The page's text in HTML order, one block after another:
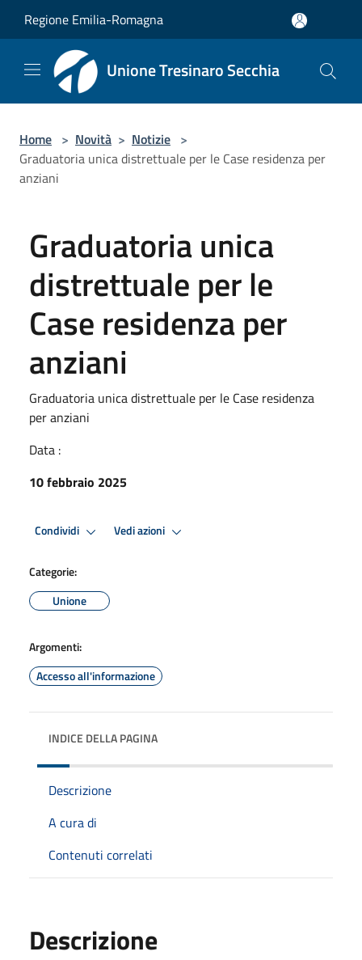
Regione Emilia-Romagna
Unione Tresinaro Secchia
Home > Novità > Notizie >
Graduatoria unica distrettuale per le Case residenza per
anziani
Graduatoria unica
distrettuale per le
Case residenza per
anziani
Graduatoria unica distrettuale per le Case residenza
per anziani
Data :
10 febbraio 2025
Condividi Vedi azioni
Categorie:
Unione
Argomenti:
Accesso all'informazione
INDICE DELLA PAGINA
Descrizione
A cura di
Contenuti correlati
Descrizione